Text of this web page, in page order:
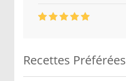
Recettes Préférées